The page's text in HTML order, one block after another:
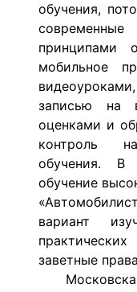
обучения,
принципами
мобильное
записью на
оценками и
контроль
обучения. В
обучение
вариант
заветные